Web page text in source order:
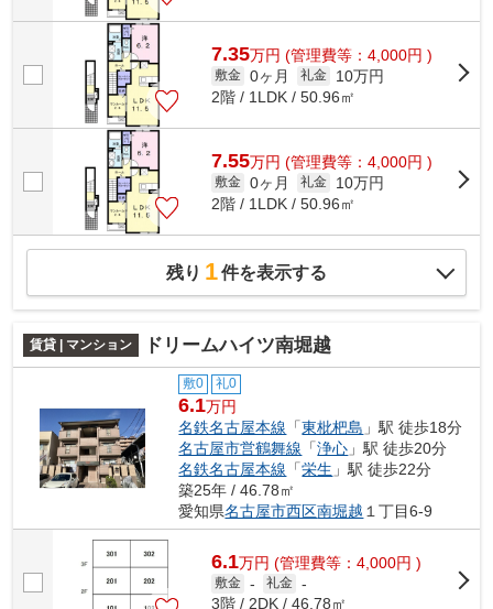
7.35万円 (管理費等：4,000円 )
敷金 0ヶ月 礼金
10万円
2階 / 1LDK / 50.96㎡
7.55万円 (管理費等：4,000円 )
敷金 0ヶ月 礼金
10万円
2階 / 1LDK / 50.96㎡
残り 1件を表示する
賃貸 | マンション ドリームハイツ南堀越
敷0 礼0
6.1万円
名鉄名古屋本線 「東枇杷島 」駅 徒歩18分
名古屋市営鶴舞線 「浄心 」駅 徒歩20分
名鉄名古屋本線 「栄生 」駅 徒歩22分
築25年 / 46.78㎡
愛知県名古屋市西区南堀越 １丁目6-9
6.1万円 (管理費等：4,000円 )
敷金 - 礼金 -
3階 / 2DK / 46.78㎡